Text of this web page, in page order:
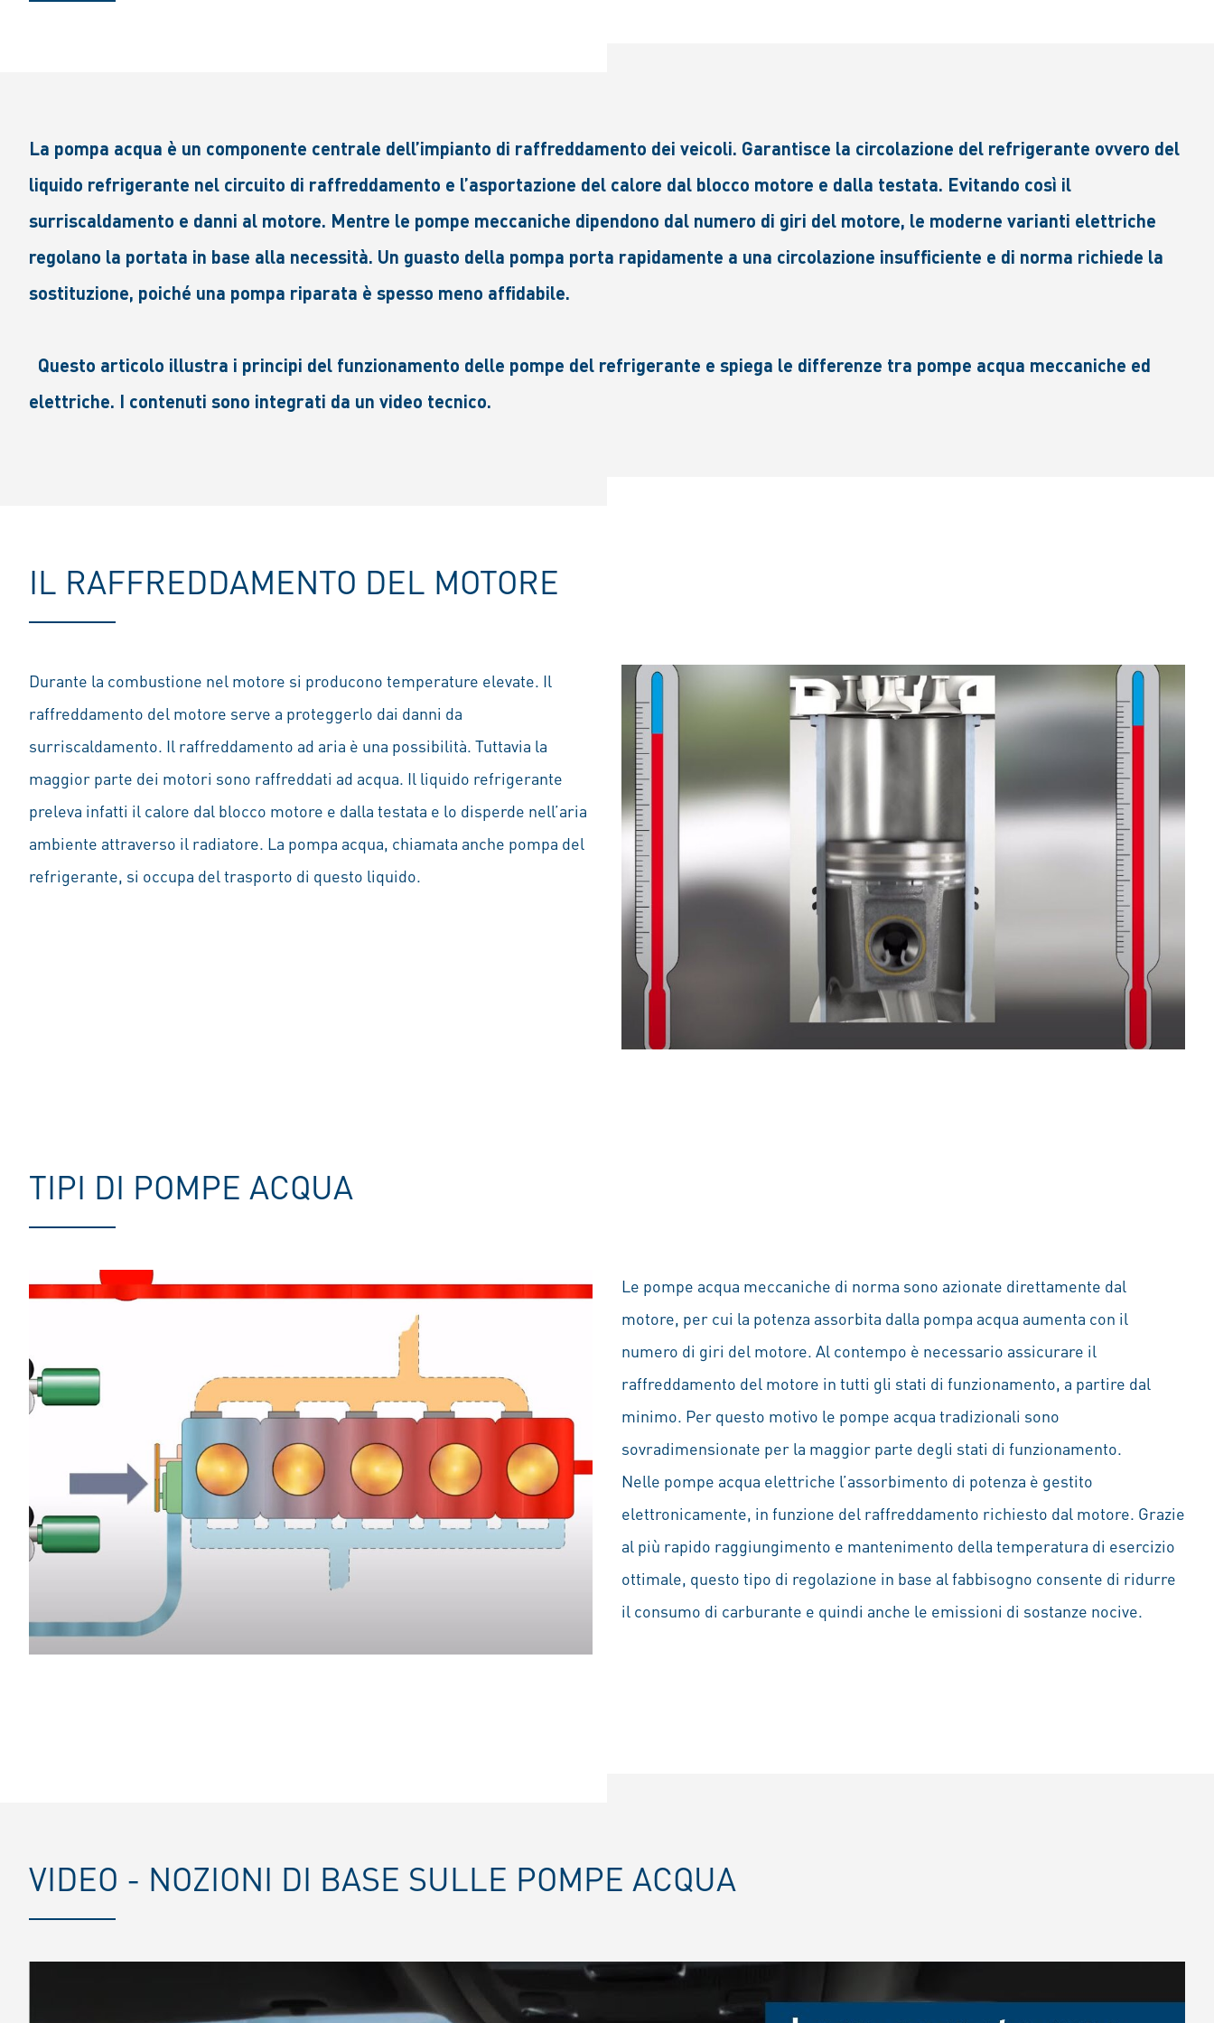
La pompa acqua è un componente centrale dell’impianto di raffreddamento dei veicoli. Garantisce la circolazione del refrigerante ovvero del
liquido refrigerante nel circuito di raffreddamento e l’asportazione del calore dal blocco motore e dalla testata. Evitando così il
surriscaldamento e danni al motore. Mentre le pompe meccaniche dipendono dal numero di giri del motore, le moderne varianti elettriche
regolano la portata in base alla necessità. Un guasto della pompa porta rapidamente a una circolazione insufficiente e di norma richiede la
sostituzione, poiché una pompa riparata è spesso meno affidabile.
Questo articolo illustra i principi del funzionamento delle pompe del refrigerante e spiega le differenze tra pompe acqua meccaniche ed
elettriche. I contenuti sono integrati da un video tecnico.
IL RAFFREDDAMENTO DEL MOTORE
Durante la combustione nel motore si producono temperature elevate. Il
raffreddamento del motore serve a proteggerlo dai danni da
surriscaldamento. Il raffreddamento ad aria è una possibilità. Tuttavia la
maggior parte dei motori sono raffreddati ad acqua. Il liquido refrigerante
preleva infatti il calore dal blocco motore e dalla testata e lo disperde nell’aria
ambiente attraverso il radiatore. La pompa acqua, chiamata anche pompa del
refrigerante, si occupa del trasporto di questo liquido.
TIPI DI POMPE ACQUA
Le pompe acqua meccaniche di norma sono azionate direttamente dal
motore, per cui la potenza assorbita dalla pompa acqua aumenta con il
numero di giri del motore. Al contempo è necessario assicurare il
raffreddamento del motore in tutti gli stati di funzionamento, a partire dal
minimo. Per questo motivo le pompe acqua tradizionali sono
sovradimensionate per la maggior parte degli stati di funzionamento.
Nelle pompe acqua elettriche l’assorbimento di potenza è gestito
elettronicamente, in funzione del raffreddamento richiesto dal motore. Grazie
al più rapido raggiungimento e mantenimento della temperatura di esercizio
ottimale, questo tipo di regolazione in base al fabbisogno consente di ridurre
il consumo di carburante e quindi anche le emissioni di sostanze nocive.
VIDEO - NOZIONI DI BASE SULLE POMPE ACQUA